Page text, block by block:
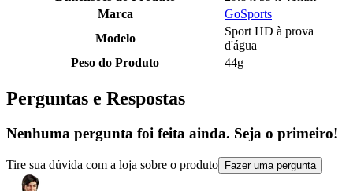
Marca
GoSports
Modelo
Sport HD à prova
d'água
Peso do Produto
44g
Perguntas e Respostas
Nenhuma pergunta foi feita ainda. Seja o primeiro!
Tire sua dúvida com a loja sobre o produto Fazer uma pergunta